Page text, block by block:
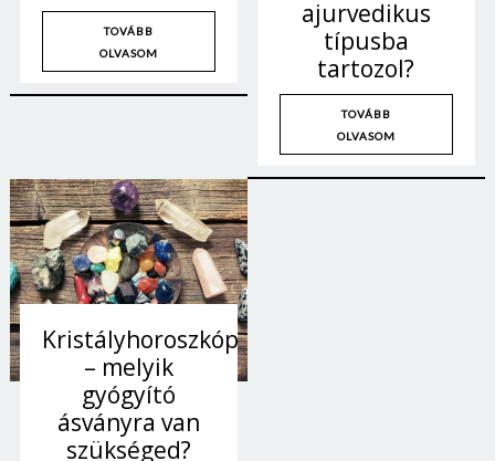
TOVÁBB
OLVASOM
ajurvedikus
típusba
tartozol?
TOVÁBB
OLVASOM
Kristályhoroszkóp
– melyik
gyógyító
ásványra van
szükséged?
Jelszó